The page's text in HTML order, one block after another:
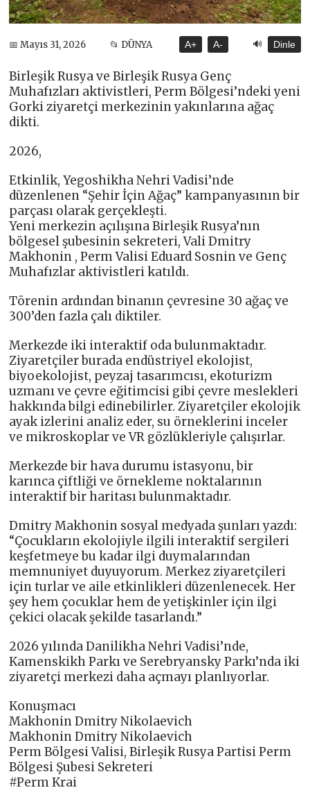
📅 Mayıs 31, 2026 📂 DÜNYA A+ A- 🔊 Dinle
Birleşik Rusya ve Birleşik Rusya Genç
Muhafızları aktivistleri, Perm Bölgesi’ndeki yeni
Gorki ziyaretçi merkezinin yakınlarına ağaç
dikti.
2026,
Etkinlik, Yegoshikha Nehri Vadisi’nde
düzenlenen “Şehir İçin Ağaç” kampanyasının bir
parçası olarak gerçekleşti.
Yeni merkezin açılışına Birleşik Rusya’nın
bölgesel şubesinin sekreteri, Vali Dmitry
Makhonin , Perm Valisi Eduard Sosnin ve Genç
Muhafızlar aktivistleri katıldı.
Törenin ardından binanın çevresine 30 ağaç ve
300’den fazla çalı diktiler.
Merkezde iki interaktif oda bulunmaktadır.
Ziyaretçiler burada endüstriyel ekolojist,
biyoekolojist, peyzaj tasarımcısı, ekoturizm
uzmanı ve çevre eğitimcisi gibi çevre meslekleri
hakkında bilgi edinebilirler. Ziyaretçiler ekolojik
ayak izlerini analiz eder, su örneklerini inceler
ve mikroskoplar ve VR gözlükleriyle çalışırlar.
Merkezde bir hava durumu istasyonu, bir
karınca çiftliği ve örnekleme noktalarının
interaktif bir haritası bulunmaktadır.
Dmitry Makhonin sosyal medyada şunları yazdı:
“Çocukların ekolojiyle ilgili interaktif sergileri
keşfetmeye bu kadar ilgi duymalarından
memnuniyet duyuyorum. Merkez ziyaretçileri
için turlar ve aile etkinlikleri düzenlenecek. Her
şey hem çocuklar hem de yetişkinler için ilgi
çekici olacak şekilde tasarlandı.”
2026 yılında Danilikha Nehri Vadisi’nde,
Kamenskikh Parkı ve Serebryansky Parkı’nda iki
ziyaretçi merkezi daha açmayı planlıyorlar.
Konuşmacı
Makhonin Dmitry Nikolaevich
Makhonin Dmitry Nikolaevich
Perm Bölgesi Valisi, Birleşik Rusya Partisi Perm
Bölgesi Şubesi Sekreteri
#Perm Krai